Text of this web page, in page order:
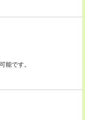
です。